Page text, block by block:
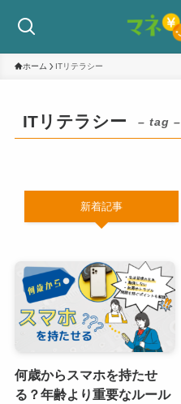
ホーム ITリテラシー
ITリテラシー – tag –
新着記事
何歳からスマホを持たせ
る？年齢より重要なルール